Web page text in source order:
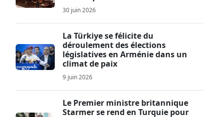
30 juin 2026
La Türkiye se félicite du
déroulement des élections
législatives en Arménie dans un
climat de paix
9 juin 2026
Le Premier ministre britannique
Starmer se rend en Turquie pour